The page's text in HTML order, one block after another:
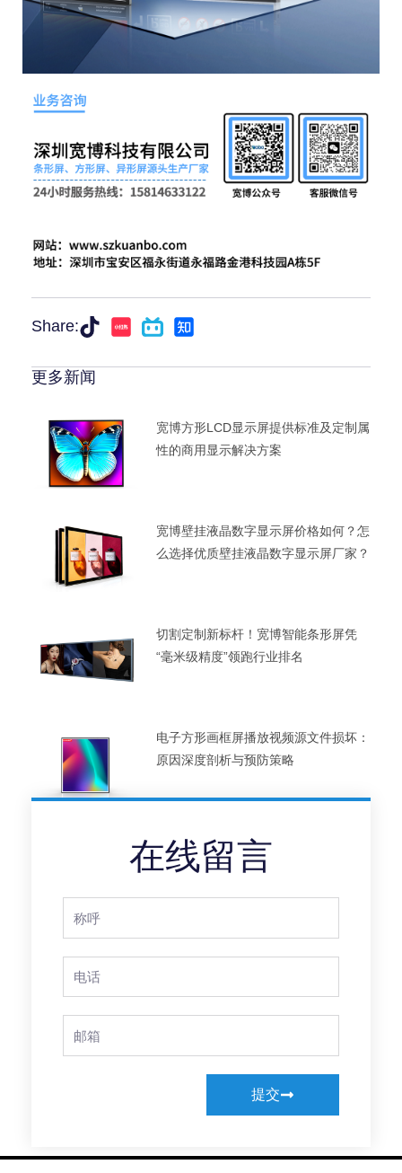
Share:
更多新闻
宽博方形LCD显示屏提供标准及定制属
性的商用显示解决方案
宽博壁挂液晶数字显示屏价格如何？怎
么选择优质壁挂液晶数字显示屏厂家？
切割定制新标杆！宽博智能条形屏凭
“毫米级精度”领跑行业排名
电子方形画框屏播放视频源文件损坏：
原因深度剖析与预防策略
在线留言
Name
Phone
Email
提交